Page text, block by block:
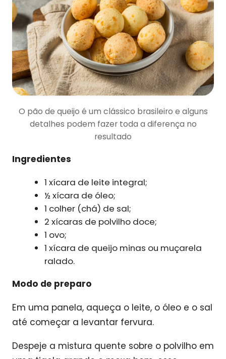
O pão de queijo é um clássico brasileiro e alguns
detalhes podem fazer toda a diferença no
resultado
Ingredientes
1 xícara de leite integral;
½ xícara de óleo;
1 colher (chá) de sal;
2 xícaras de polvilho doce;
1 ovo;
1 xícara de queijo minas ou muçarela
ralado.
Modo de preparo
Em uma panela, aqueça o leite, o óleo e o sal
até começar a levantar fervura.
Despeje a mistura quente sobre o polvilho em